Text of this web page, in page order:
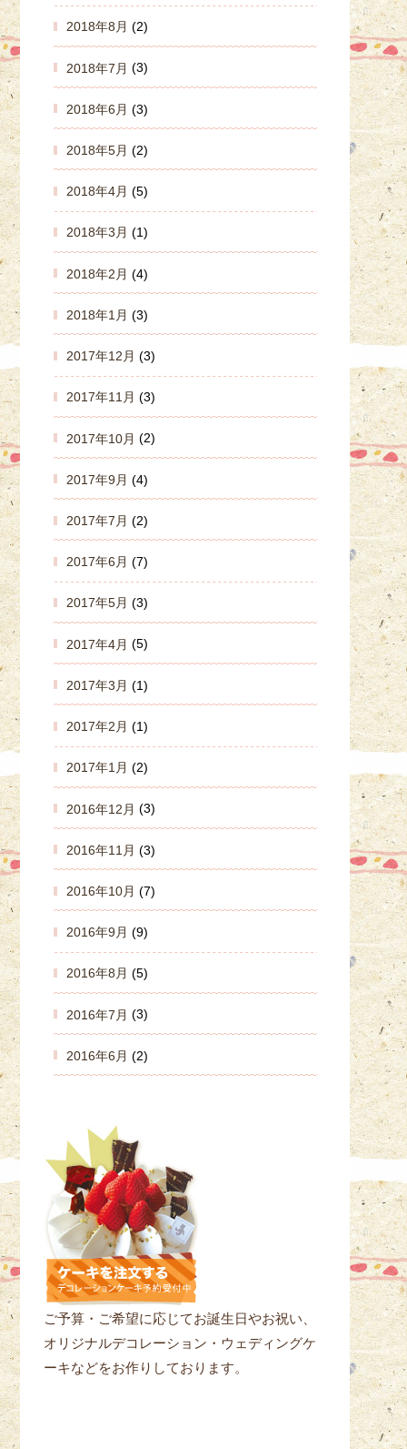
2018年8月 (2)
2018年7月 (3)
2018年6月 (3)
2018年5月 (2)
2018年4月 (5)
2018年3月 (1)
2018年2月 (4)
2018年1月 (3)
2017年12月 (3)
2017年11月 (3)
2017年10月 (2)
2017年9月 (4)
2017年7月 (2)
2017年6月 (7)
2017年5月 (3)
2017年4月 (5)
2017年3月 (1)
2017年2月 (1)
2017年1月 (2)
2016年12月 (3)
2016年11月 (3)
2016年10月 (7)
2016年9月 (9)
2016年8月 (5)
2016年7月 (3)
2016年6月 (2)
ご予算・ご希望に応じてお誕生日やお祝い、
オリジナルデコレーション・ウェディングケ
ーキなどをお作りしております。